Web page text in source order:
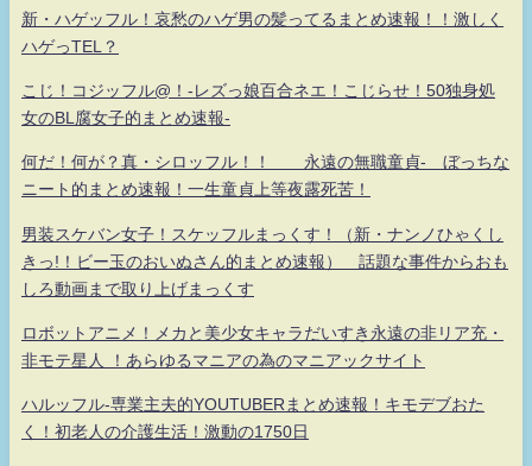
新・ハゲッフル！哀愁のハゲ男の髪ってるまとめ速報！！激しく
ハゲっTEL？
こじ！コジッフル@！-レズっ娘百合ネエ！こじらせ！50独身処
女のBL腐女子的まとめ速報-
何だ！何が？真・シロッフル！！ 永遠の無職童貞- ぼっちな
ニート的まとめ速報！一生童貞上等夜露死苦！
男装スケバン女子！スケッフルまっくす！（新・ナンノひゃくし
きっ!！ビー玉のおいぬさん的まとめ速報） 話題な事件からおも
しろ動画まで取り上げまっくす
ロボットアニメ！メカと美少女キャラだいすき永遠の非リア充・
非モテ星人 ！あらゆるマニアの為のマニアックサイト
ハルッフル-専業主夫的YOUTUBERまとめ速報！キモデブおた
く！初老人の介護生活！激動の1750日